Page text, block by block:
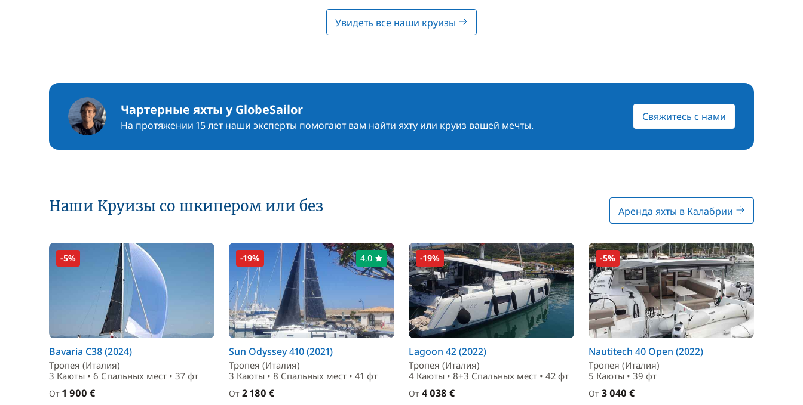
Увидеть все наши круизы
Чартерные яхты у GlobeSailor
На протяжении 15 лет наши эксперты помогают вам найти яхту или круиз вашей мечты.
Свяжитесь с нами
Наши Круизы со шкипером или без Аренда яхты в Калабрии
-5%
Bavaria C38 (2024)
Тропея (Италия)
3 Каюты • 6 Спальныx мест • 37 фт
От 1 900 €
-19% 4,0
Sun Odyssey 410 (2021)
Тропея (Италия)
3 Каюты • 8 Спальныx мест • 41 фт
От 2 180 €
-19%
Lagoon 42 (2022)
Тропея (Италия)
4 Каюты • 8+3 Спальныx мест • 42 фт
От 4 038 €
-5%
Nautitech 40 Open (2022)
Тропея (Италия)
5 Каюты • 39 фт
От 3 040 €